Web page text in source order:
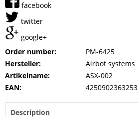
facebook
twitter
google+
Order number:
PM-6425
Hersteller:
Airbot systems
Artikelname:
ASX-002
EAN:
4250902363253
Description